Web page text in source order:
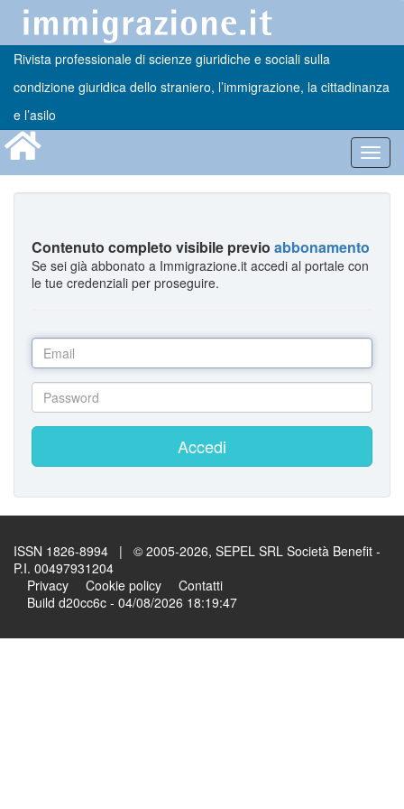
Rivista professionale di scienze giuridiche e sociali sulla
condizione giuridica dello straniero, l’immigrazione, la cittadinanza
e l’asilo
Contenuto completo visibile previo abbonamento
Se sei già abbonato a Immigrazione.it accedi al portale con
le tue credenziali per proseguire.
Accedi
ISSN 1826-8994 | © 2005-2026, SEPEL SRL Società Benefit -
P.I. 00497931204
Privacy
Cookie policy
Contatti
Build d20cc6c - 04/08/2026 18:19:47